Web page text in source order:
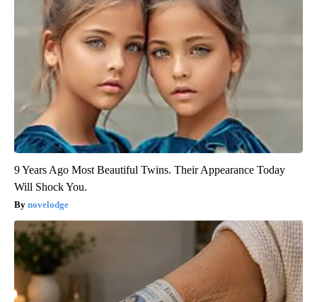
9 Years Ago Most Beautiful Twins. Their Appearance Today
Will Shock You.
novelodge